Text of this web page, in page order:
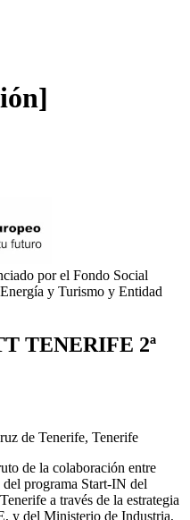
por el Fondo Social
y Turismo y Entidad
TENERIFE 2ª
de Tenerife, Tenerife
de la colaboración entre
programa Start-IN del
a través de la estrategia
y del Ministerio de Industria,